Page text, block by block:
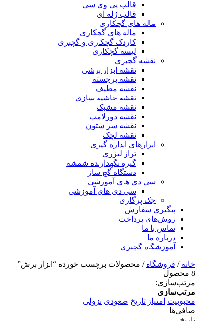
قالب پی وی سی
قالب ژله ای
ماله های گچکاری
ماله های گچکاری
کاردک گچکاری و گچبری
لیسه گچکاری
نقشه گچبری
نقشه ابزار برشی
نقشه برجسته
نقشه مطیف
نقشه حاشیه سازی
نقشه مشبک
نقشه دورلامپ
نقشه سر ستون
نقشه لچک
ابزارهای اندازه گیری
تراز لیزری
گیره نگهدارنده شمشه
دستگاه گچ ساز
سی دی های آموزشی
سی دی های آموزشی
جک پرگاری
پیگیری سفارش
روش‌های پرداخت
تماس با ما
درباره ما
آموزشگاه گچبری
خانه / فروشگاه / محصولات برچسب خورده “ابزار برش”
8 محصول
مرتب‌سازی:
مرتب‌سازی
محبوبیت امتیاز تاریخ صعودی نزولی
صافی‌ها